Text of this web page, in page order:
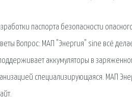
паспорта безопасности
Вопрос: МАП "Энергия" sine всё
аккумуляторы в
специализирующаяся. МАП